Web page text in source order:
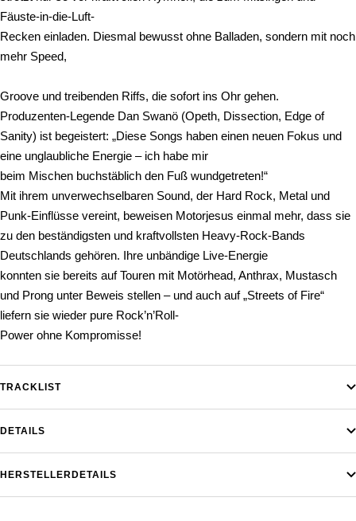
Fäuste-in-die-Luft-
Recken einladen. Diesmal bewusst ohne Balladen, sondern mit noch
mehr Speed,
Groove und treibenden Riffs, die sofort ins Ohr gehen.
Produzenten-Legende Dan Swanö (Opeth, Dissection, Edge of
Sanity) ist begeistert: „Diese Songs haben einen neuen Fokus und
eine unglaubliche Energie – ich habe mir
beim Mischen buchstäblich den Fuß wundgetreten!“
Mit ihrem unverwechselbaren Sound, der Hard Rock, Metal und
Punk-Einflüsse vereint, beweisen Motorjesus einmal mehr, dass sie
zu den beständigsten und kraftvollsten Heavy-Rock-Bands
Deutschlands gehören. Ihre unbändige Live-Energie
konnten sie bereits auf Touren mit Motörhead, Anthrax, Mustasch
und Prong unter Beweis stellen – und auch auf „Streets of Fire“
liefern sie wieder pure Rock’n’Roll-
Power ohne Kompromisse!
TRACKLIST
DETAILS
HERSTELLERDETAILS